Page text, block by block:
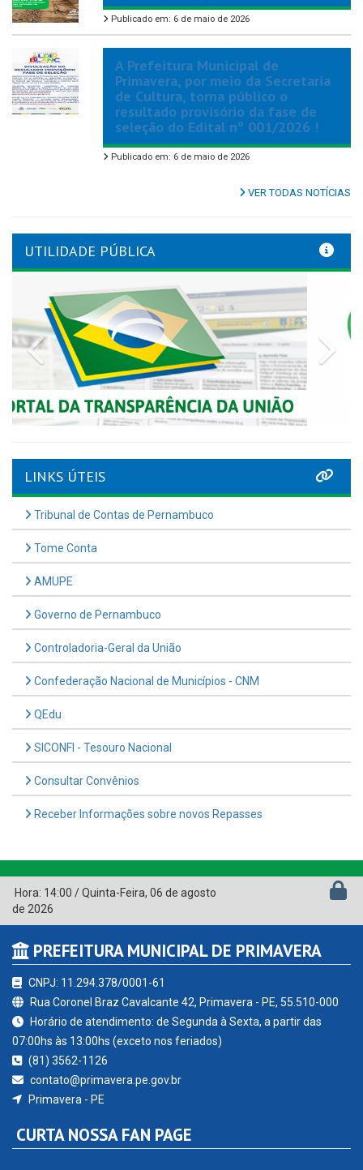
Publicado em: 6 de maio de 2026
A Prefeitura Municipal de
Primavera, por meio da Secretaria
de Cultura, torna público o
resultado provisório da fase de
seleção do Edital nº 001/2026 !
Publicado em: 6 de maio de 2026
VER TODAS NOTÍCIAS
UTILIDADE PÚBLICA
Previous
LINKS ÚTEIS
Tribunal de Contas de Pernambuco
Tome Conta
AMUPE
Governo de Pernambuco
Controladoria-Geral da União
Confederação Nacional de Municípios - CNM
QEdu
SICONFI - Tesouro Nacional
Consultar Convênios
Receber Informações sobre novos Repasses
Hora: 14:00 /Quinta-Feira, 06 de agosto
de 2026
PREFEITURA MUNICIPAL DE PRIMAVERA
CNPJ: 11.294.378/0001-61
Rua Coronel Braz Cavalcante 42, Primavera - PE, 55.510-000
Horário de atendimento: de Segunda à Sexta, a partir das
07:00hs às 13:00hs (exceto nos feriados)
(81) 3562-1126
contato@primavera.pe.gov.br
Primavera - PE
CURTA NOSSA FAN PAGE